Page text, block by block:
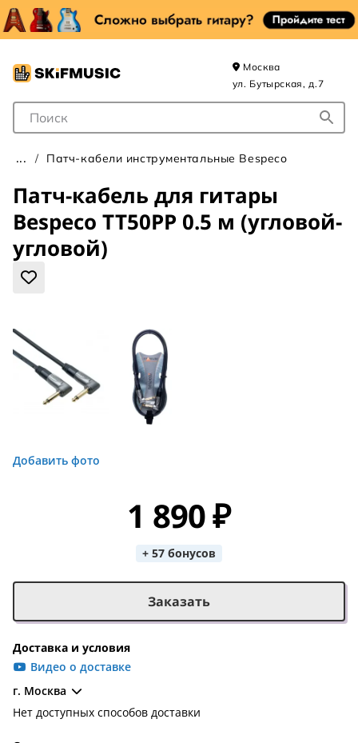
Поле для Поиска
Москва
ул. Бутырская, д.7
Патч-кабели инструментальные Bespeco
Патч-кабель для гитары
Bespeco TT50PP 0.5 м (угловой-
угловой)
Добавить фото
1 890 ₽
+ 57 бонусов
Заказать
Доставка и условия
Видео о доставке
г. Москва
Нет доступных способов доставки